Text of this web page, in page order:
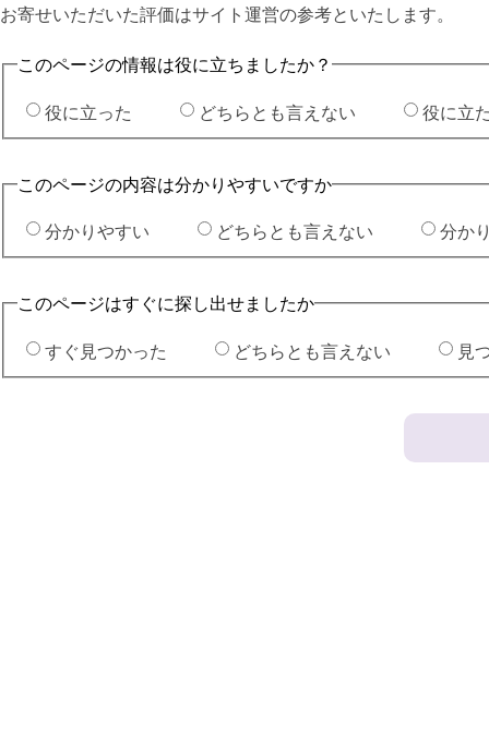
お寄せいただいた評価はサイト運営の参考といたします。
このページの情報は役に立ちましたか？
役に立った
どちらとも言えない 役に立
このページの内容は分かりやすいですか
分かりやすい
どちらとも言えない 分か
このページはすぐに探し出せましたか
すぐ見つかった
どちらとも言えない 見